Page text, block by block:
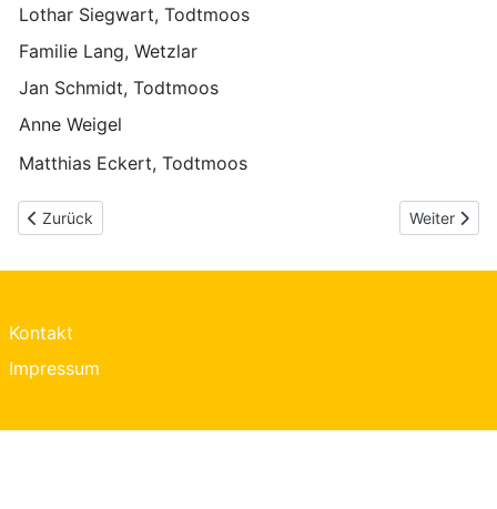
Lothar Siegwart, Todtmoos
Familie Lang, Wetzlar
Jan Schmidt, Todtmoos
Anne Weigel
Matthias Eckert, Todtmoos
Vorheriger Beitrag: IMAGEFILM & BILDER
Zurück Nächster
Weiter
Kontakt
Impressum